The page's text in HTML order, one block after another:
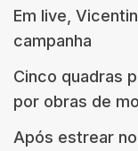
Em live,
campanha
Cinco quadras
por obras de
Após estrear